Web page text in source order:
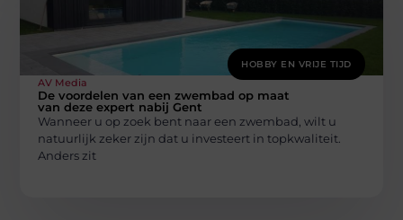
HOBBY EN VRIJE TIJD
AV Media
De voordelen van een zwembad op maat
van deze expert nabij Gent
Wanneer u op zoek bent naar een zwembad, wilt u
natuurlijk zeker zijn dat u investeert in topkwaliteit.
Anders zit